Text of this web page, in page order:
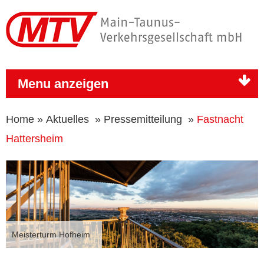
Menu anzeigen
Home » Aktuelles » Pressemitteilung » Fastnacht
Hattersheim
Meisterturm Hofheim